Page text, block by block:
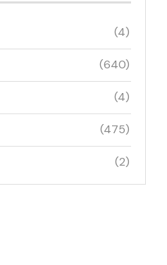
(4)
(640)
(4)
(475)
(2)